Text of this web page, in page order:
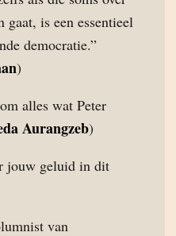
gaat, is een essentieel
democratie.”
)
alles wat Peter
Aurangzeb)
jouw geluid in dit
van